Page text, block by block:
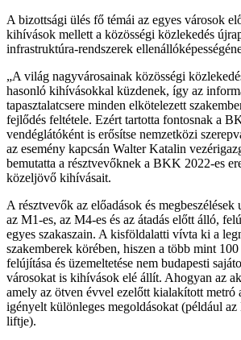
A bizottsági ülés fő témái az egyes városok
kihívások mellett a közösségi közlekedés
infrastruktúra-rendszerek
A világ nagyvárosainak közösségi
hasonló kihívásokkal küzdenek, így az
tapasztalatcsere minden elkötelezett
fejlődés feltétele. Ezért tartotta fontosnak a
vendéglátóként is erősítse nemzetközi
az esemény kapcsán Walter Katalin
bemutatta a résztvevőknek a BKK 2022-es
közeljövő kihívásait.
A résztvevők az előadások és megbeszélések
az M1-es, az M4-es és az átadás előtt álló,
egyes szakaszain. A kisföldalatti vívta ki a
szakemberek körében, hiszen a több mint
felújítása és üzemeltetése nem budapesti
városokat is kihívások elé állít. Ahogyan az
amely az ötven évvel ezelőtt kialakított metró
igényelt különleges megoldásokat (például
liftje).